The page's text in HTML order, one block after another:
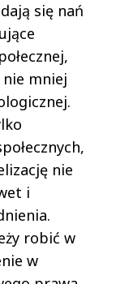
się nań
mniej
nie
i
robić w
w